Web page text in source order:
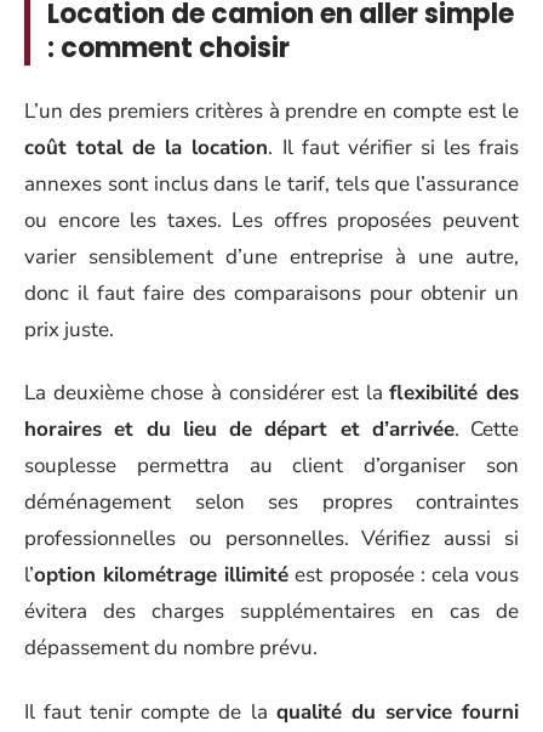
Location de camion en aller simple
: comment choisir
L’un des premiers critères à prendre en compte est le
coût total de la location. Il faut vérifier si les frais
annexes sont inclus dans le tarif, tels que l’assurance
ou encore les taxes. Les offres proposées peuvent
varier sensiblement d’une entreprise à une autre,
donc il faut faire des comparaisons pour obtenir un
prix juste.
La deuxième chose à considérer est laflexibilité des
horaires et du lieu de départ et d’arrivée. Cette
souplesse permettra au client d’organiser son
déménagement selon ses propres contraintes
professionnelles ou personnelles. Vérifiez aussi si
l’option kilométrage illimité est proposée : cela vous
évitera des charges supplémentaires en cas de
dépassement du nombre prévu.
Il faut tenir compte de la qualité du service fourni